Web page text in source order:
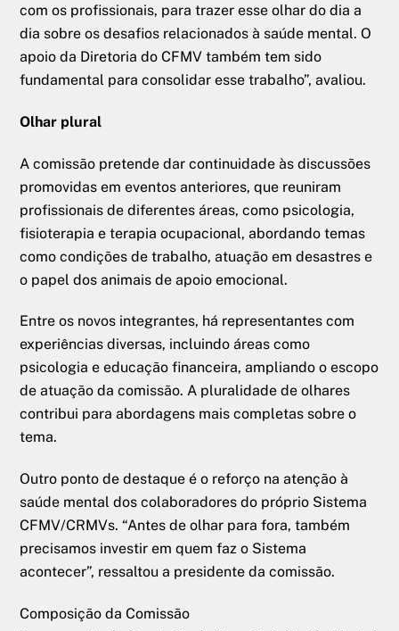
com os profissionais, para trazer esse olhar do dia a
dia sobre os desafios relacionados à saúde mental. O
apoio da Diretoria do CFMV também tem sido
fundamental para consolidar esse trabalho”, avaliou.
Olhar plural
A comissão pretende dar continuidade às discussões
promovidas em eventos anteriores, que reuniram
profissionais de diferentes áreas, como psicologia,
fisioterapia e terapia ocupacional, abordando temas
como condições de trabalho, atuação em desastres e
o papel dos animais de apoio emocional.
Entre os novos integrantes, há representantes com
experiências diversas, incluindo áreas como
psicologia e educação financeira, ampliando o escopo
de atuação da comissão. A pluralidade de olhares
contribui para abordagens mais completas sobre o
tema.
Outro ponto de destaque é o reforço na atenção à
saúde mental dos colaboradores do próprio Sistema
CFMV/CRMVs. “Antes de olhar para fora, também
precisamos investir em quem faz o Sistema
acontecer”, ressaltou a presidente da comissão.
Composição da Comissão